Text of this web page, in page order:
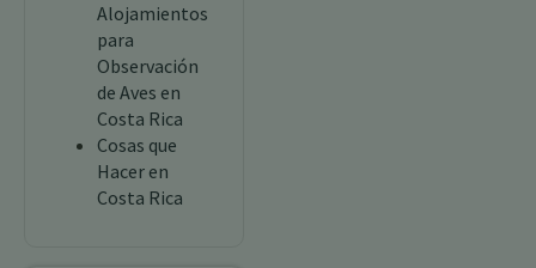
Alojamientos
para
Observación
de Aves en
Costa Rica
Cosas que
Hacer en
Costa Rica